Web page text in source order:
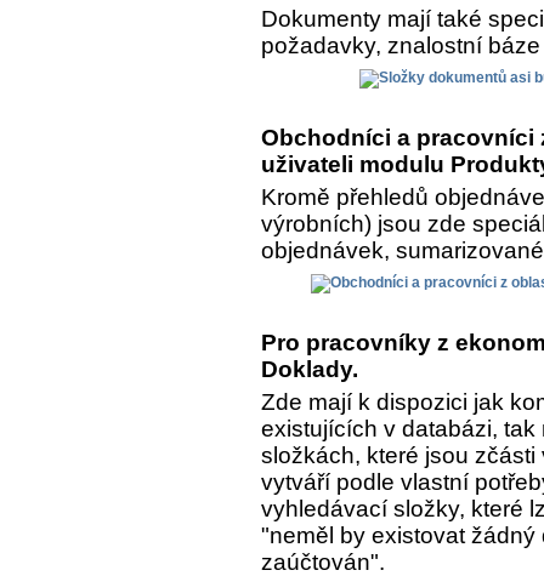
Dokumenty mají také
požadavky, znalostní
Obchodníci a
uživateli modulu
Kromě přehledů
výrobních) jsou zde
objednávek,
Pro pracovníky z
Doklady.
Zde mají k dispozici jak
existujících v databázi,
složkách, které jsou
vytváří podle vlastní
vyhledávací složky, které
"neměl by existovat
zaúčtován".